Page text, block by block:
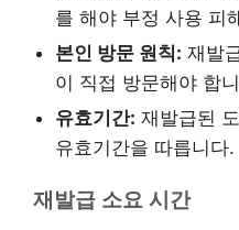
를 해야 부정 사용 피
본인 방문 원칙: 재발
이 직접 방문해야 합
유효기간: 재발급된
유효기간을 따릅니다.
재발급 소요 시간